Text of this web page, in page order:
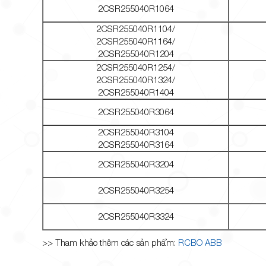
2CSR255040R1064
2CSR255040R1104/
2CSR255040R1164/
2CSR255040R1204
2CSR255040R1254/
2CSR255040R1324/
2CSR255040R1404
2CSR255040R3064
2CSR255040R3104
2CSR255040R3164
2CSR255040R3204
2CSR255040R3254
2CSR255040R3324
>> Tham khảo thêm các sản phẩm: RCBO ABB